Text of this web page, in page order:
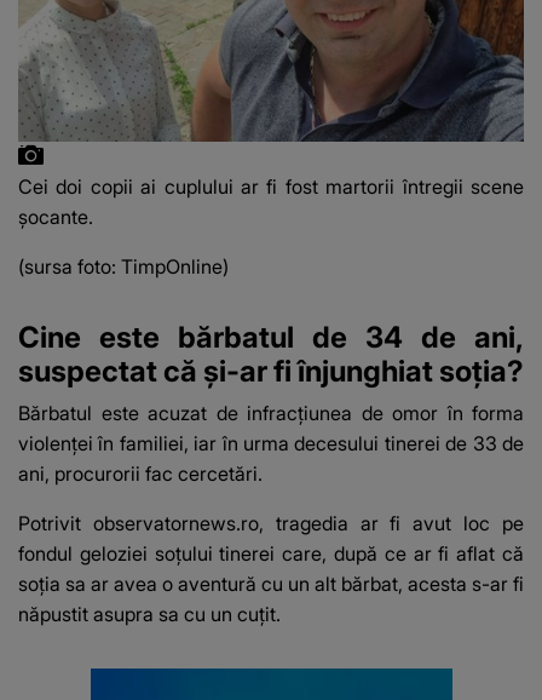
Cei doi copii ai cuplului ar fi fost martorii întregii scene
șocante.
(sursa foto: TimpOnline)
Cine este bărbatul de 34 de ani,
suspectat că și-ar fi înjunghiat soția?
Bărbatul este acuzat de infracțiunea de omor în forma
violenței în familiei, iar în urma decesului tinerei de 33 de
ani, procurorii fac cercetări.
Potrivit observatornews.ro, tragedia ar fi avut loc pe
fondul geloziei soțului tinerei care, după ce ar fi aflat că
soția sa ar avea o aventură cu un alt bărbat, acesta s-ar fi
năpustit asupra sa cu un cuțit.